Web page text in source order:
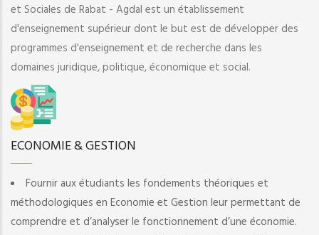
et Sociales de Rabat - Agdal est un établissement
d'enseignement supérieur dont le but est de développer des
programmes d'enseignement et de recherche dans les
domaines juridique, politique, économique et social.
ECONOMIE & GESTION
Fournir aux étudiants les fondements théoriques et
méthodologiques en Economie et Gestion leur permettant de
comprendre et d’analyser le fonctionnement d’une économie.